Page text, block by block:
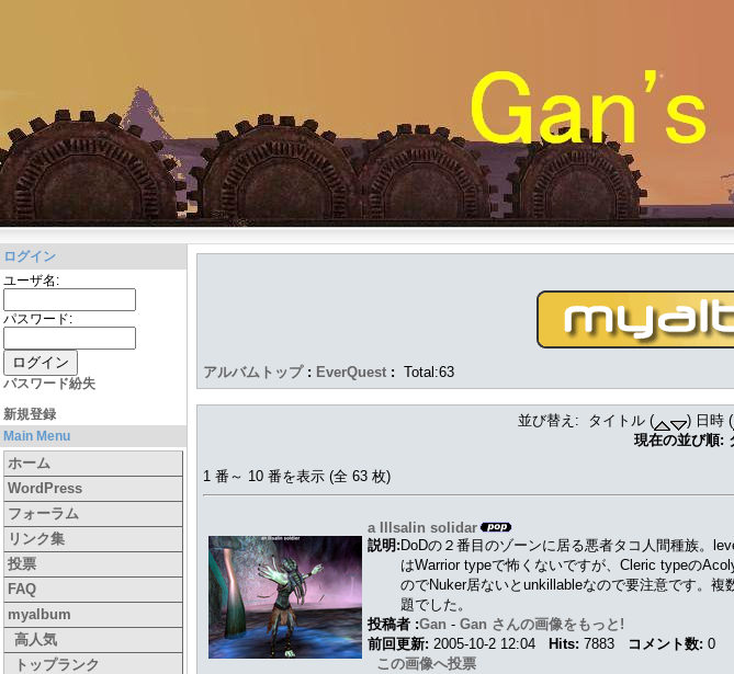
ログイン
ユーザ名:
パスワード:
パスワード紛失
新規登録
Main Menu
ホーム
WordPress
フォーラム
リンク集
投票
FAQ
myalbum
高人気
トップランク
アルバムトップ: EverQuest : Total:63
並び替え: タイトル ( ) 日時 (
現在の並び順:
1 番～ 10 番を表示 (全 63 枚)
a Illsalin solidar
説明: DoDの２番目のゾーンに居る悪者タコ人間種族。
はWarrior typeで怖くないですが、Cleric typeの
のでNuker居ないとunkillableなので要注意です。
題でした。
投稿者 :Gan - Gan さんの画像をもっと!
前回更新: 2005-10-2 12:04 Hits: 7883 コメント数: 0
この画像へ投票